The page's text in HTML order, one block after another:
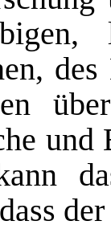
und